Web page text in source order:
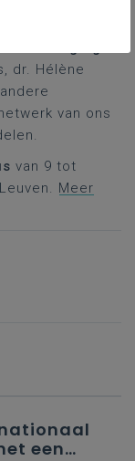
dr. Hélène
van ons
van 9 tot
Meer
een